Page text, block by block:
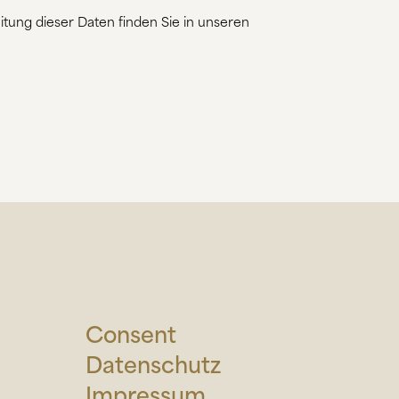
dieser Daten finden Sie in unseren
Consent
Datenschutz